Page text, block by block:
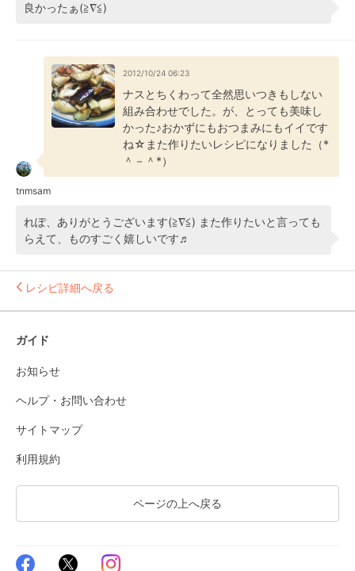
良かったぁ(≧∇≦)
2012/10/24 06:23
ナスとちくわって全然思いつきもしない
組み合わせでした。が、とっても美味し
かった♪おかずにもおつまみにもイイです
ね☆また作りたいレシピになりました（*
＾－＾*）
tnmsam
れぽ、ありがとうございます(≧∇≦) また作りたいと言っても
らえて、ものすごく嬉しいです♬
レシピ詳細へ戻る
ガイド
お知らせ
ヘルプ・お問い合わせ
サイトマップ
利用規約
ページの上へ戻る